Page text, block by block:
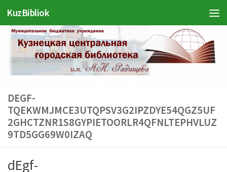
Перейти к содержимому
KuzBibliok
DEGF-
TQEKWMJMCE3UTQPSV3G2IPZDYE54QGZ5UF
2GHCTZNR1S8GYPIETOORLR4QFNLTEPHVLUZ
9TD5GG69W0IZAQ
dEgf-